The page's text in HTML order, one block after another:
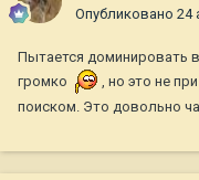
Опубликовано 24
Пытается доминировать
громко
, но это не
поиском. Это довольно